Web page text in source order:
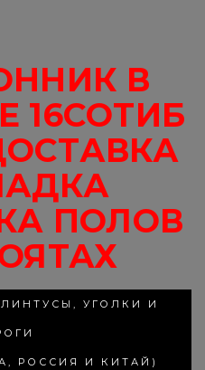
В
16СОТИБ
ПОЛОВ
УГОЛКИ И
РОССИЯ И КИТАЙ)